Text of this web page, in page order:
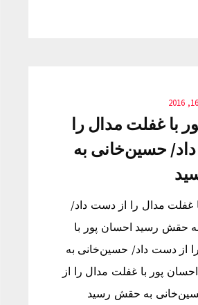
با غفلت مدال را
حسین‌خانی به
غفلت مدال را از دست داد/
حقش رسید احسان پور با
از دست داد/ حسین‌خانی به
پور با غفلت مدال را از
به حقش رسید